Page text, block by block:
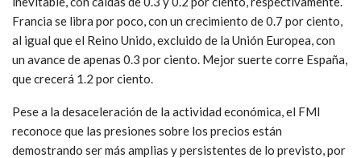
Francia se libra por poco, con un crecimiento de 0.7 por ciento,
al igual que el Reino Unido, excluido de la Unión Europea, con
un avance de apenas 0.3 por ciento. Mejor suerte corre España,
que crecerá 1.2 por ciento.
Pese a la desaceleración de la actividad económica, el FMI
reconoce que las presiones sobre los precios están
demostrando ser más amplias y persistentes de lo previsto, por